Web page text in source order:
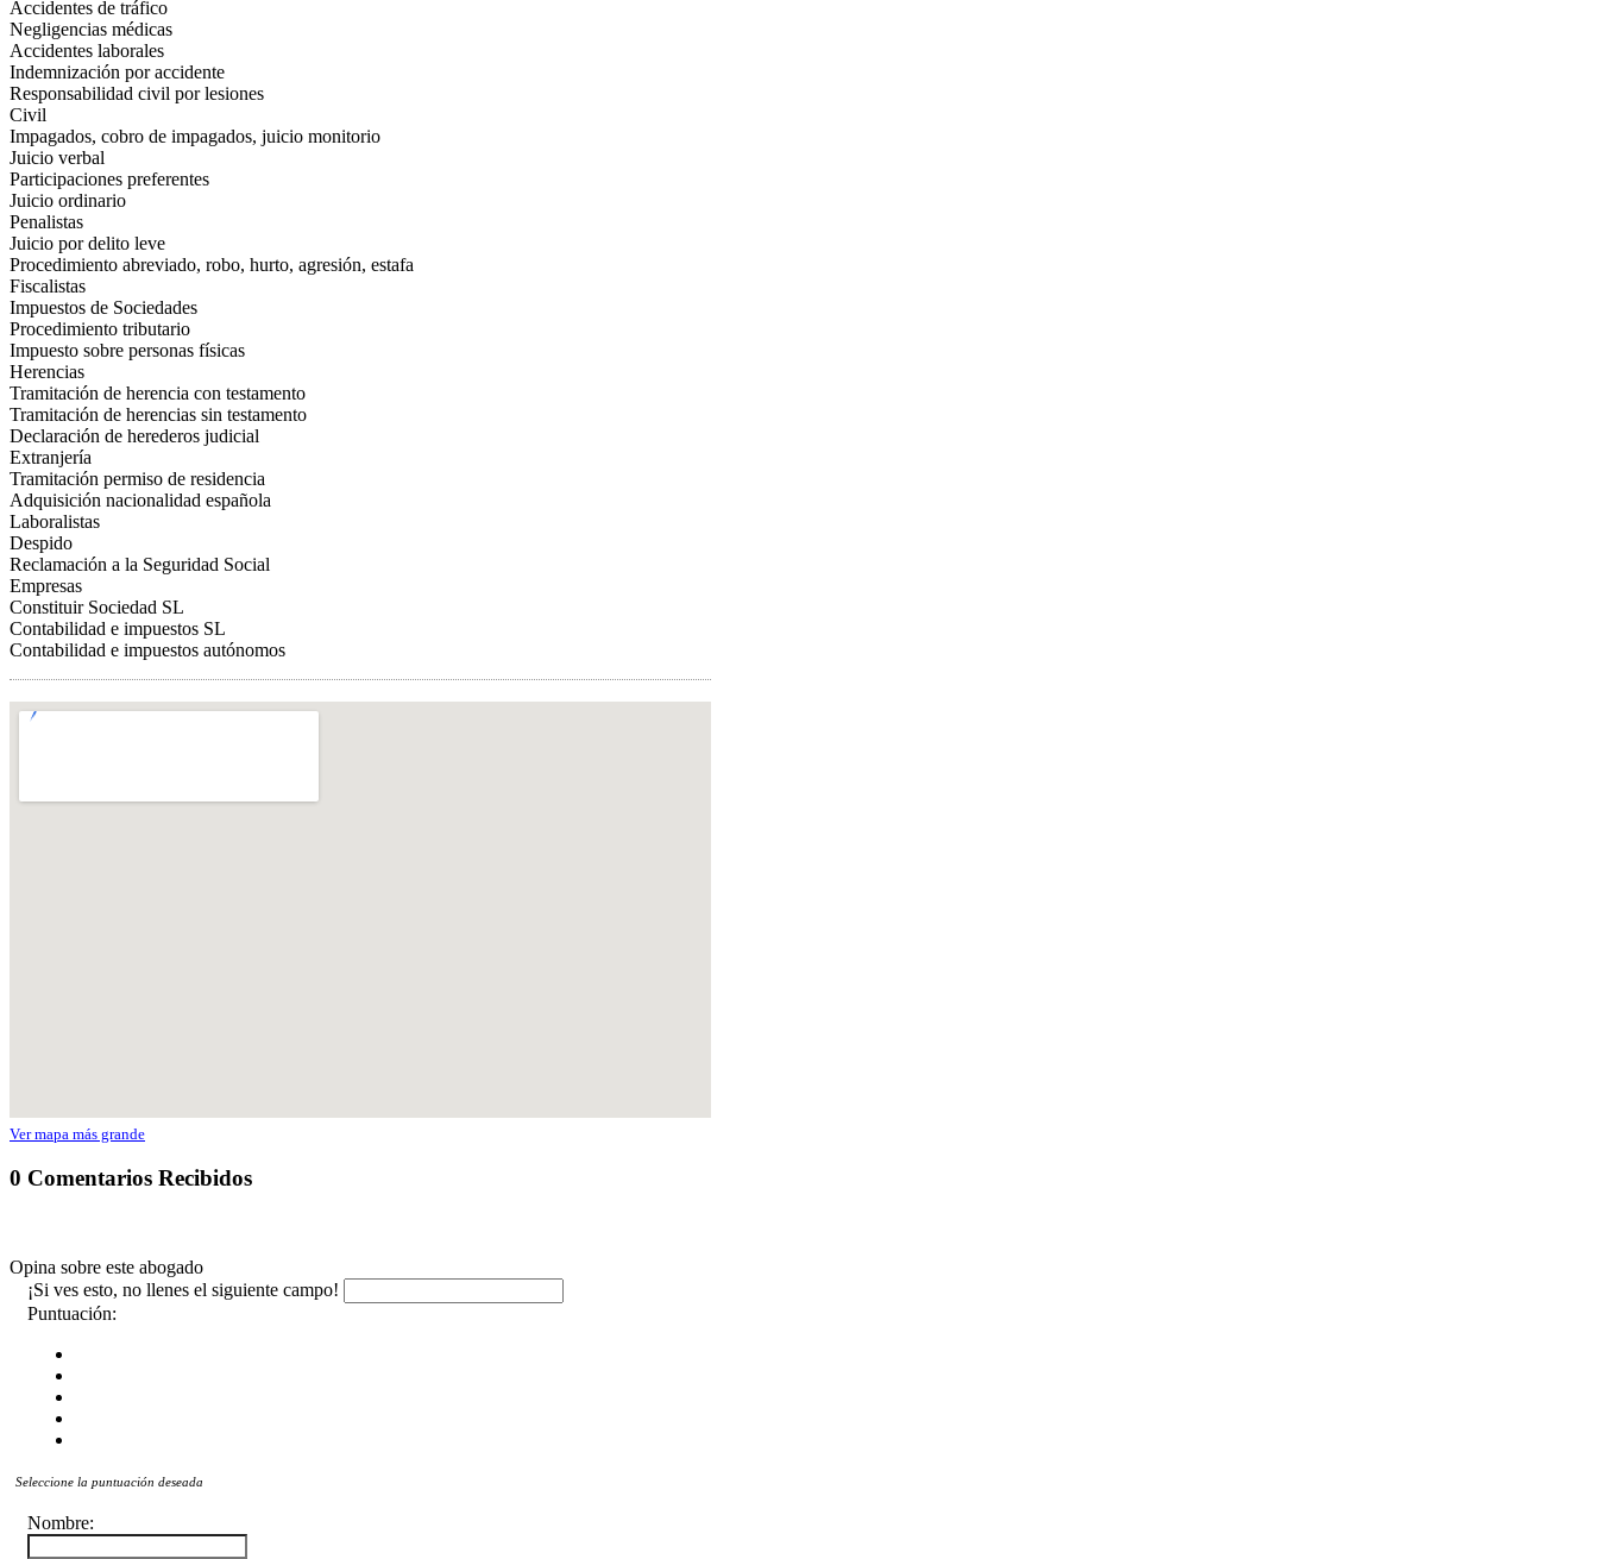
Accidentes de tráfico
Negligencias médicas
Accidentes laborales
Indemnización por accidente
Responsabilidad civil por lesiones
Civil
Impagados, cobro de impagados, juicio monitorio
Juicio verbal
Participaciones preferentes
Juicio ordinario
Penalistas
Juicio por delito leve
Procedimiento abreviado, robo, hurto, agresión, estafa
Fiscalistas
Impuestos de Sociedades
Procedimiento tributario
Impuesto sobre personas físicas
Herencias
Tramitación de herencia con testamento
Tramitación de herencias sin testamento
Declaración de herederos judicial
Extranjería
Tramitación permiso de residencia
Adquisición nacionalidad española
Laboralistas
Despido
Reclamación a la Seguridad Social
Empresas
Constituir Sociedad SL
Contabilidad e impuestos SL
Contabilidad e impuestos autónomos
Ver mapa más grande
0 Comentarios Recibidos
Opina sobre este abogado
¡Si ves esto, no llenes el siguiente campo!
Puntuación:
Seleccione la puntuación deseada
Nombre: